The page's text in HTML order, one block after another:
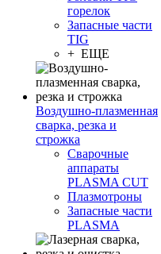
горелок
Запасные части
TIG
+ ЕЩЕ
Воздушно-плазменная
сварка, резка и
строжка
Сварочные
аппараты
PLASMA CUT
Плазмотроны
Запасные части
PLASMA